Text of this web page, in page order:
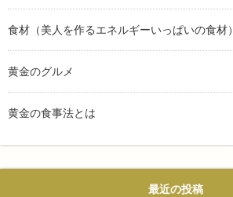
食材（美人を作るエネルギーいっぱいの食材）
黄金のグルメ
黄金の食事法とは
最近の投稿